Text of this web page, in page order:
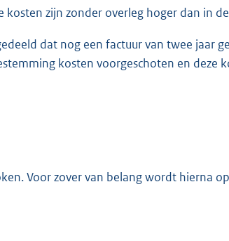
zijn zonder overleg hoger dan in
dat nog een factuur van twee jaar
kosten voorgeschoten en deze
Voor zover van belang wordt hierna